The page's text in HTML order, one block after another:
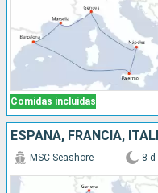
Comidas incluidas
ESPAÑA, FRANCIA,
MSC Seashore 8 d